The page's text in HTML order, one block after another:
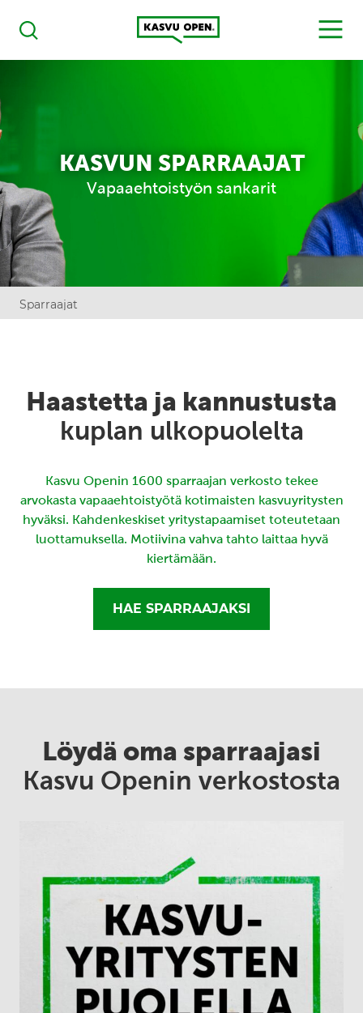
Haku
Kasvu Open
MENU
KASVUN SPARRAAJAT
Vapaaehtoistyön sankarit
Sparraajat
Haastetta ja kannustusta
kuplan ulkopuolelta
Kasvu Openin 1600 sparraajan verkosto tekee
arvokasta vapaaehtoistyötä kotimaisten kasvuyritysten
hyväksi. Kahdenkeskiset yritystapaamiset toteutetaan
luottamuksella. Motiivina vahva tahto laittaa hyvä
kiertämään.
HAE SPARRAAJAKSI
Löydä oma sparraajasi
Kasvu Openin verkostosta